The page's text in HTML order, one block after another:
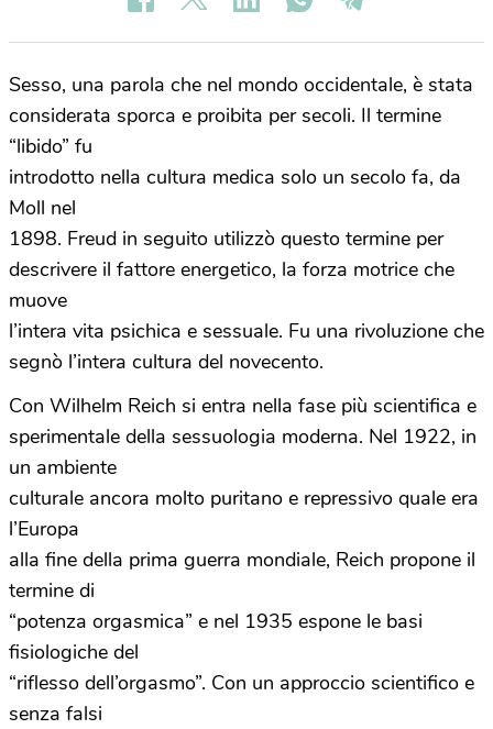
Sesso, una parola che nel mondo occidentale, è stata
considerata sporca e proibita per secoli. Il termine
“libido” fu
introdotto nella cultura medica solo un secolo fa, da
Moll nel
1898. Freud in seguito utilizzò questo termine per
descrivere il fattore energetico, la forza motrice che
muove
l’intera vita psichica e sessuale. Fu una rivoluzione che
segnò l’intera cultura del novecento.
Con Wilhelm Reich si entra nella fase più scientifica e
sperimentale della sessuologia moderna. Nel 1922, in
un ambiente
culturale ancora molto puritano e repressivo quale era
l’Europa
alla fine della prima guerra mondiale, Reich propone il
termine di
“potenza orgasmica” e nel 1935 espone le basi
fisiologiche del
“riflesso dell’orgasmo”. Con un approccio scientifico e
senza falsi